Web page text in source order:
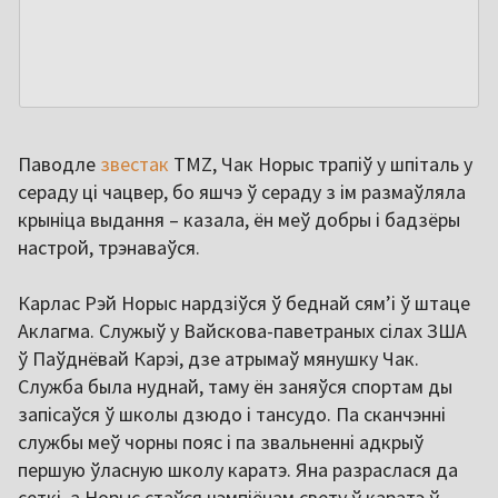
Паводле звестак TMZ, Чак Норыс трапіў у шпіталь у
сераду ці чацвер, бо яшчэ ў сераду з ім размаўляла
крыніца выдання – казала, ён меў добры і бадзёры
настрой, трэнаваўся.
Карлас Рэй Норыс нардзіўся ў беднай сям’і ў штаце
Аклагма. Служыў у Вайскова-паветраных сілах ЗША
ў Паўднёвай Карэі, дзе атрымаў мянушку Чак.
Служба была нуднай, таму ён заняўся спортам ды
запісаўся ў школы дзюдо і тансудо. Па сканчэнні
службы меў чорны пояс і па звальненні адкрыў
першую ўласную школу каратэ. Яна разраслася да